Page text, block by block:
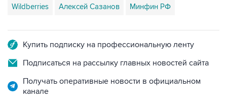
Wildberries Алексей Сазанов Минфин РФ
Купить подписку на профессиональную ленту
Подписаться на рассылку главных новостей сайта
Получать оперативные новости в официальном
канале